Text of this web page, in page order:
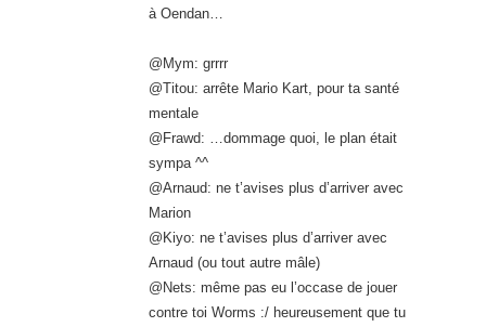
à Oendan…
@Mym: grrrr
@Titou: arrête Mario Kart, pour ta santé
mentale
@Frawd: …dommage quoi, le plan était
sympa ^^
@Arnaud: ne t’avises plus d’arriver avec
Marion
@Kiyo: ne t’avises plus d’arriver avec
Arnaud (ou tout autre mâle)
@Nets: même pas eu l’occase de jouer
contre toi Worms :/ heureusement que tu